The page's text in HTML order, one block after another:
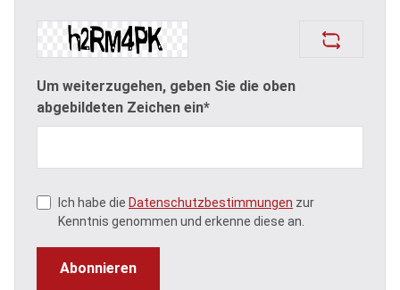
Um weiterzugehen, geben Sie die oben
abgebildeten Zeichen ein*
Ich habe die Datenschutzbestimmungen zur
Kenntnis genommen und erkenne diese an.
Abonnieren